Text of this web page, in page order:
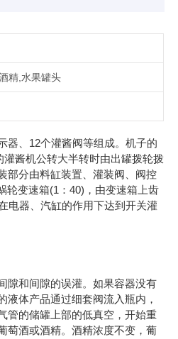
精,水果罐头
器、12个灌酱阀等组成。机子的
酱机公转大半转时由出罐拨轮拨
部分由料缸装置、灌装阀、阀控
轮变速箱(1：40)，由变速箱上齿
电器、汽缸的作用下达到开关灌
和间隙的误灌。如果容器没有
体产品通过细套阀流入瓶内，
管的储罐上部的低真空，开始重
萄酒或酒精。酒精浓度不变，葡